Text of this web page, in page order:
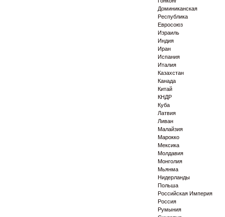
Доминиканская
Республика
Евросоюз
Израиль
Индия
Иран
Испания
Италия
Казахстан
Канада
Китай
КНДР
Куба
Латвия
Ливан
Малайзия
Марокко
Мексика
Молдавия
Монголия
Мьянма
Нидерланды
Польша
Российская Империя
Россия
Румыния